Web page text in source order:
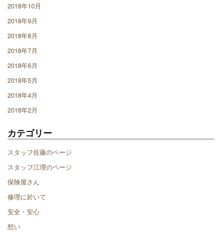
2018年10月
2018年9月
2018年8月
2018年7月
2018年6月
2018年5月
2018年4月
2018年2月
カテゴリー
スタッフ佐藤のページ
スタッフ江理のページ
保険屋さん
修理に於いて
安全・安心
想い